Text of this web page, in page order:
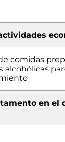
comidas
alcohólicas
en el